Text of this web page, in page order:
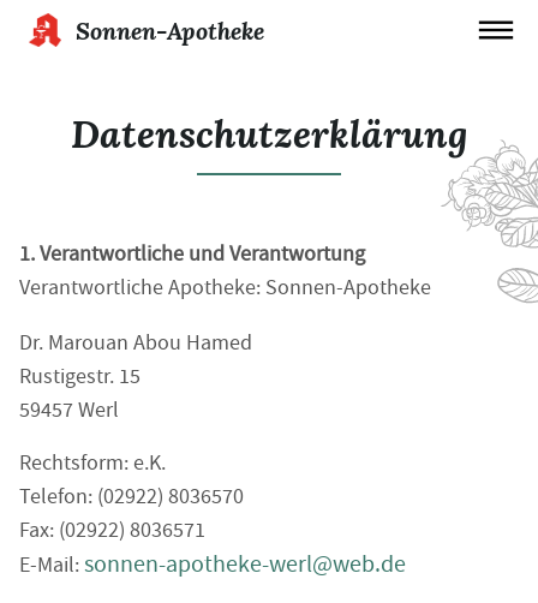
Sonnen-Apotheke
Datenschutzerklärung
1. Verantwortliche und Verantwortung
Verantwortliche Apotheke: Sonnen-Apotheke
Dr. Marouan Abou Hamed
Rustigestr. 15
59457 Werl
Rechtsform: e.K.
Telefon: (02922) 8036570
Fax: (02922) 8036571
E-Mail:sonnen-apotheke-werl@web.de